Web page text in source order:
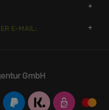
E-MAIL:
GmbH